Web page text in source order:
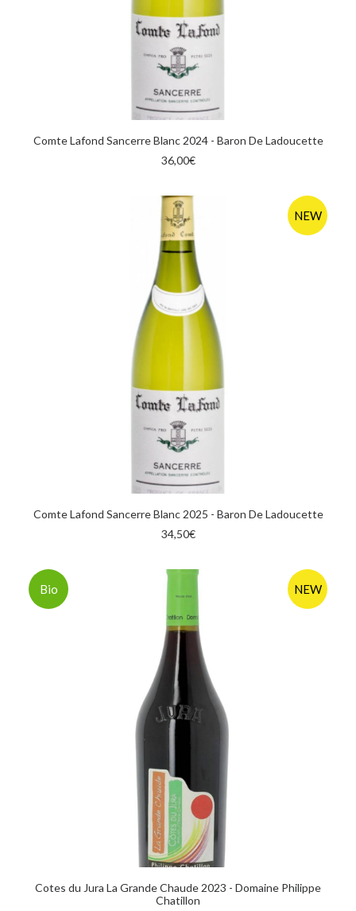
AGGIUNGI AL CARRELLO
Comte Lafond Sancerre Blanc 2024 - Baron De Ladoucette
36,00€
NEW
AGGIUNGI AL CARRELLO
Comte Lafond Sancerre Blanc 2025 - Baron De Ladoucette
34,50€
Bio NEW
AGGIUNGI AL CARRELLO
Cotes du Jura La Grande Chaude 2023 - Domaine Philippe
Chatillon